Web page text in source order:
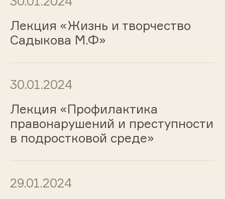
Лекция «Жизнь и творчество
Садыкова М.Ф»
30.01.2024
Лекция «Профилактика
правонарушений и преступности
в подростковой среде»
29.01.2024